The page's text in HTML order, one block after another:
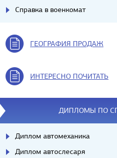
Справка в военкомат
ГЕОГРАФИЯ ПРОДАЖ
ИНТЕРЕСНО ПОЧИТАТЬ
ДИПЛОМЫ ПО
Диплом автомеханика
Диплом автослесаря